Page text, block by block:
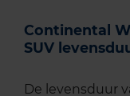
Continental
SUV
De levensduur